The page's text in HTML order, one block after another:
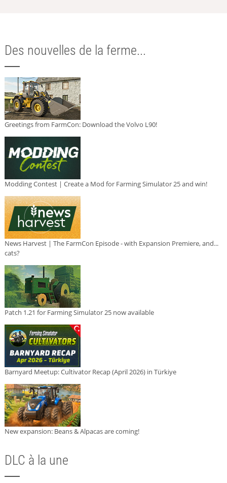
Des nouvelles de la ferme...
Greetings from FarmCon: Download the Volvo L90!
Modding Contest | Create a Mod for Farming Simulator 25 and win!
News Harvest | The FarmCon Episode - with Expansion Premiere, and...
cats?
Patch 1.21 for Farming Simulator 25 now available
Barnyard Meetup: Cultivator Recap (April 2026) in Türkiye
New expansion: Beans & Alpacas are coming!
DLC à la une